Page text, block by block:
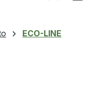
ECO-LINE